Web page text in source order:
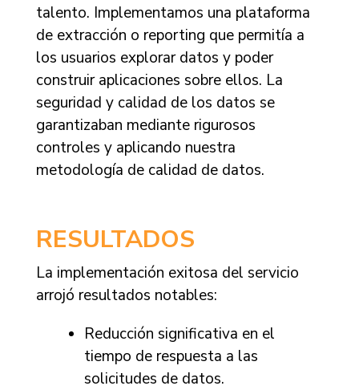
talento. Implementamos una plataforma
de extracción o reporting que permitía a
los usuarios explorar datos y poder
construir aplicaciones sobre ellos. La
seguridad y calidad de los datos se
garantizaban mediante rigurosos
controles y aplicando nuestra
metodología de calidad de datos.
RESULTADOS
La implementación exitosa del servicio
arrojó resultados notables:
Reducción significativa en el
tiempo de respuesta a las
solicitudes de datos.